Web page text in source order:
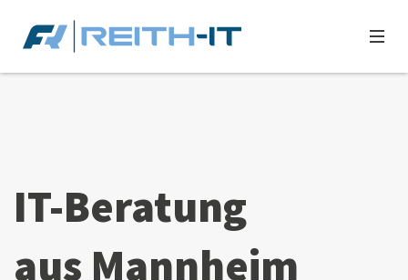
IT-Beratung
aus Mannheim